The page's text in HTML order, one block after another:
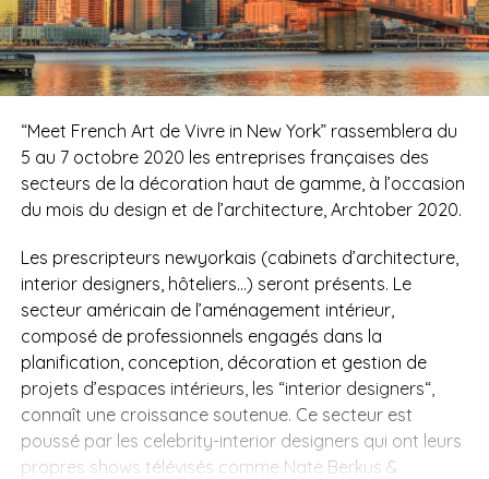
“Meet French Art de Vivre in New York” rassemblera du
5 au 7 octobre 2020 les entreprises françaises des
secteurs de la décoration haut de gamme, à l’occasion
du mois du design et de l’architecture, Archtober 2020.
Les prescripteurs newyorkais (cabinets d’architecture,
interior designers, hôteliers…) seront présents. Le
secteur américain de l’aménagement intérieur,
composé de professionnels engagés dans la
planification, conception, décoration et gestion de
projets d’espaces intérieurs, les “interior designers“,
connaît une croissance soutenue. Ce secteur est
poussé par les celebrity-interior designers qui ont leurs
propres shows télévisés comme Nate Berkus &